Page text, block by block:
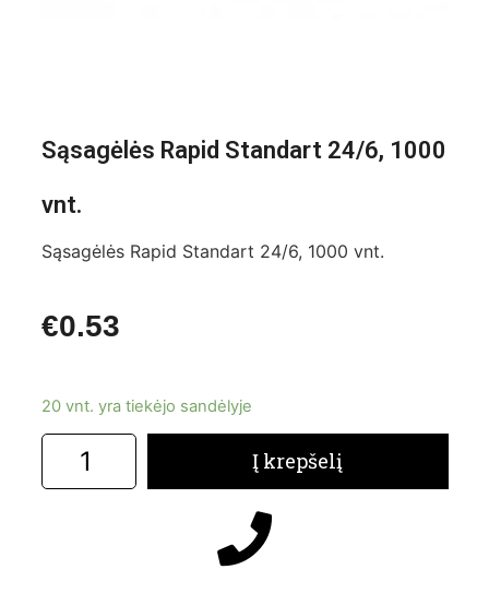
Sąsagėlės Rapid Standart 24/6, 1000
vnt.
Sąsagėlės Rapid Standart 24/6, 1000 vnt.
€0.53
20 vnt. yra tiekėjo sandėlyje
Į krepšelį